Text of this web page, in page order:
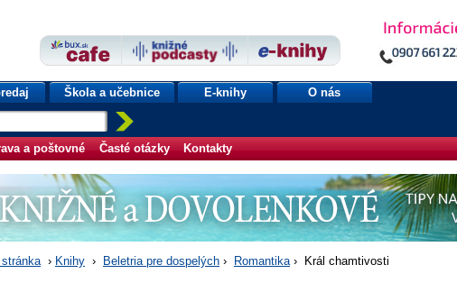
Škola a učebnice E-knihy O nás
a poštovné Časté otázky Kontakty
› Knihy › Beletria pre dospelých › Romantika› Král chamtivosti